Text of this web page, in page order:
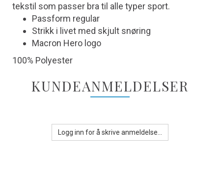
tekstil som passer bra til alle typer sport.
Passform regular
Strikk i livet med skjult snøring
Macron Hero logo
100% Polyester
KUNDEANMELDELSER
Logg inn for å skrive anmeldelse...